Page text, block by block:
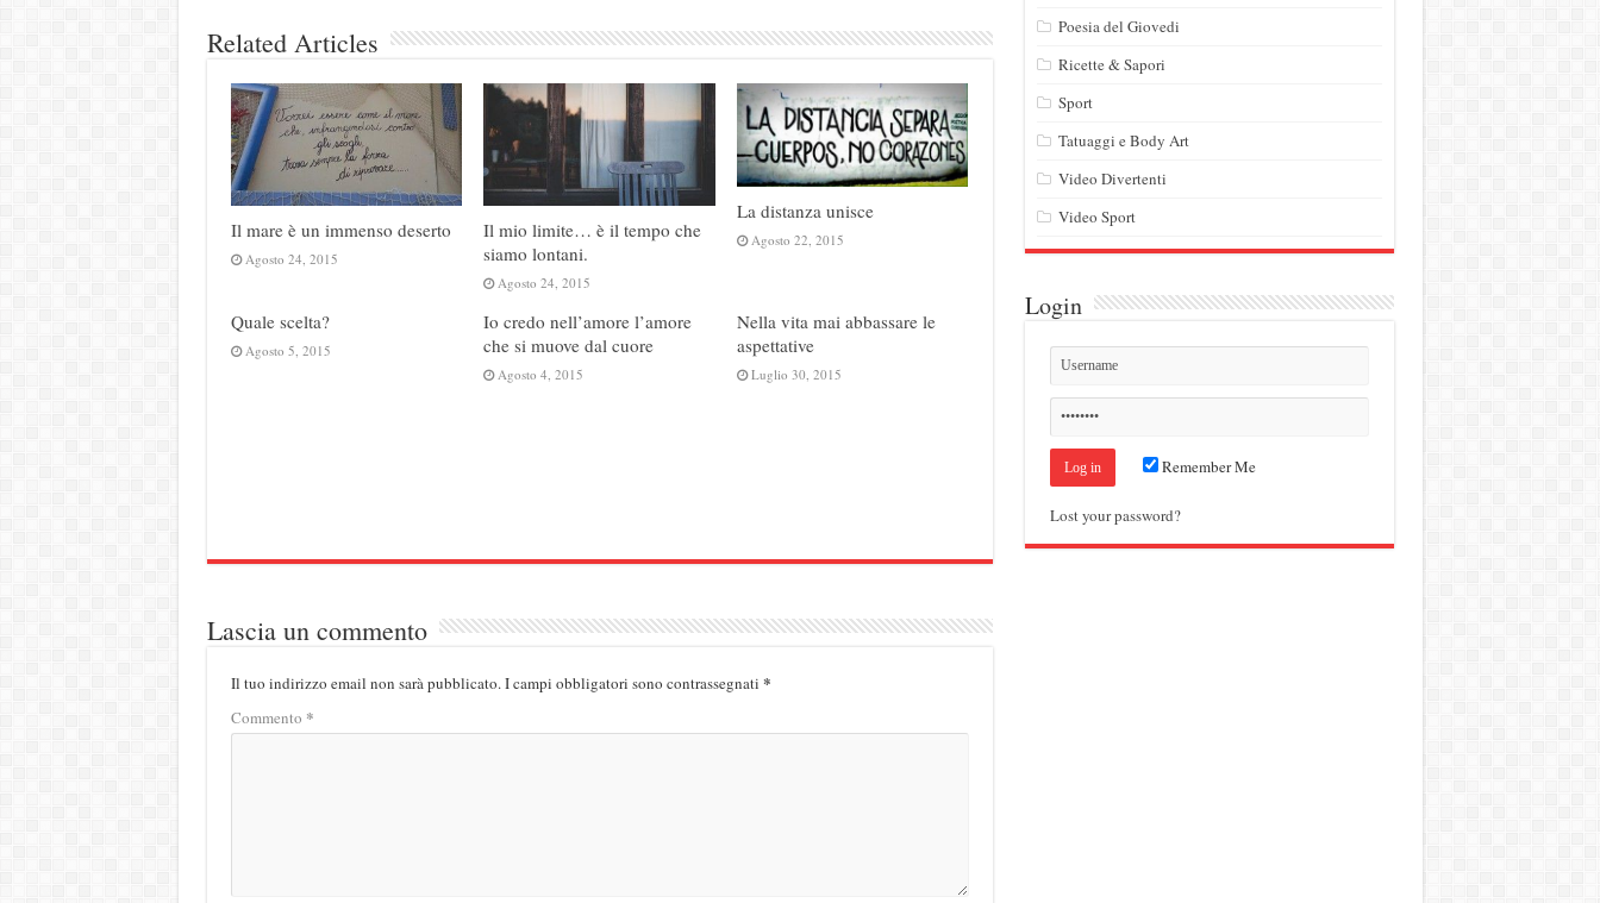
Related Articles
Il mare è un immenso deserto
Agosto 24, 2015
Il mio limite… è il tempo che
siamo lontani.
Agosto 24, 2015
La distanza unisce
Agosto 22, 2015
Quale scelta?
Agosto 5, 2015
Io credo nell’amore l’amore
che si muove dal cuore
Agosto 4, 2015
Nella vita mai abbassare le
aspettative
Luglio 30, 2015
Lascia un commento
Il tuo indirizzo email non sarà pubblicato.I campi obbligatori sono contrassegnati *
Commento *
Poesia del Giovedi
Ricette & Sapori
Sport
Tatuaggi e Body Art
Video Divertenti
Video Sport
Login
Remember Me
Lost your password?